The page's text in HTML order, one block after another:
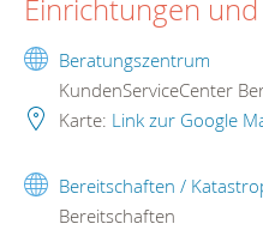
Einrichtungen
Beratungszentrum
KundenServiceCenter
Karte: Link zur Google
Bereitschaften /
Bereitschaften